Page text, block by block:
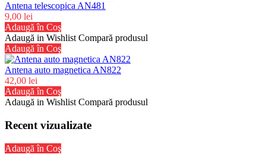
Antena telescopica AN481
9,00 lei
Adaugă în Coş
Adaugă in Wishlist Compară produsul
Adaugă în Coş
Antena auto magnetica AN822
42,00 lei
Adaugă în Coş
Adaugă in Wishlist Compară produsul
Recent vizualizate
Adaugă în Coş